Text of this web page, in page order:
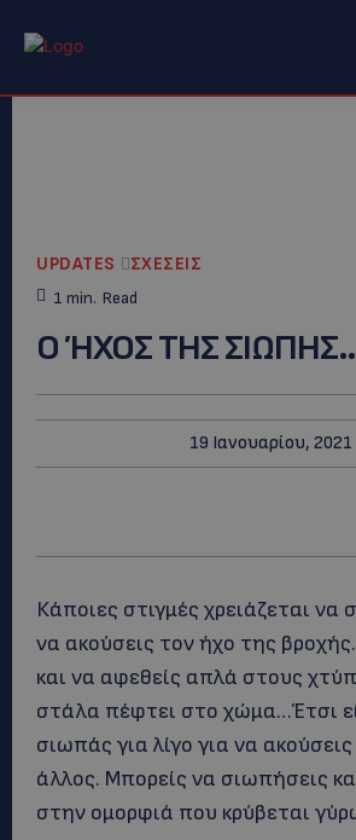
UPDATES ΣΧΕΣΕΙΣ
1 min. Read
Ο ΉΧΟΣ ΤΗΣ
19 Ιανουαρίου, 2021
Κάποιες στιγμές χρειάζεται να
να ακούσεις τον ήχο της
και να αφεθείς απλά στους
στάλα πέφτει στο χώμα…Έτσι
σιωπάς για λίγο για να ακούσεις
άλλος. Μπορείς να σιωπήσεις
στην ομορφιά που κρύβεται